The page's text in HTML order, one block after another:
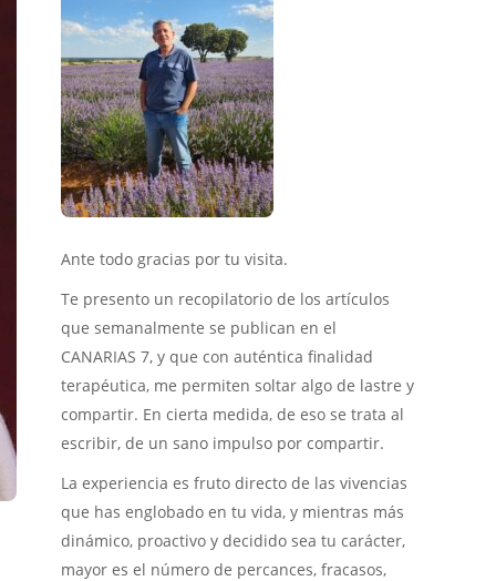
Ante todo gracias por tu visita.
Te presento un recopilatorio de los artículos
que semanalmente se publican en el
CANARIAS 7, y que con auténtica finalidad
terapéutica, me permiten soltar algo de lastre y
compartir. En cierta medida, de eso se trata al
escribir, de un sano impulso por compartir.
La experiencia es fruto directo de las vivencias
que has englobado en tu vida, y mientras más
dinámico, proactivo y decidido sea tu carácter,
mayor es el número de percances, fracasos,